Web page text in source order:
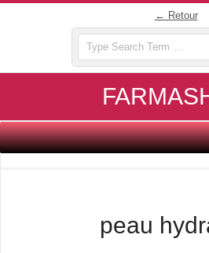
← Retour
Primary
Navigation
peau